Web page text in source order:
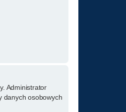
Administrator
danych osobowych